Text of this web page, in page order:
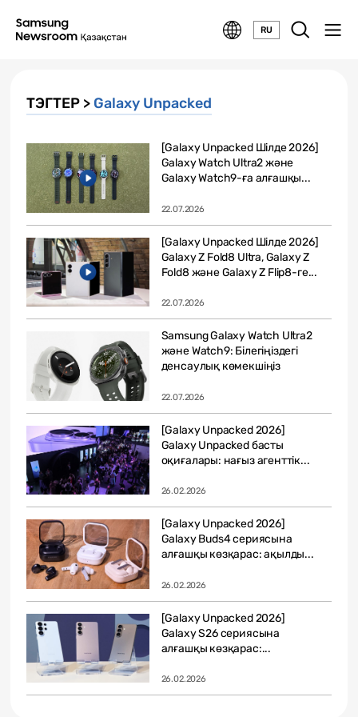
RU
ТЭГТЕР > Galaxy Unpacked
[Galaxy Unpacked Шілде 2026]
Galaxy Watch Ultra2 және
Galaxy Watch9-ға алғашқы...
22.07.2026
[Galaxy Unpacked Шілде 2026]
Galaxy Z Fold8 Ultra, Galaxy Z
Fold8 және Galaxy Z Flip8-ге...
22.07.2026
Samsung Galaxy Watch Ultra2
және Watch9: Білегіңіздегі
денсаулық көмекшіңіз
22.07.2026
[Galaxy Unpacked 2026]
Galaxy Unpacked басты
оқиғалары: нағыз агенттік...
26.02.2026
[Galaxy Unpacked 2026]
Galaxy Buds4 сериясына
алғашқы көзқарас: ақылды...
26.02.2026
[Galaxy Unpacked 2026]
Galaxy S26 сериясына
алғашқы көзқарас:...
26.02.2026